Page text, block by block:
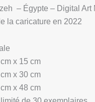
– Égypte – Digital Art
la caricature en 2022
x 15 cm
x 30 cm
x 48 cm